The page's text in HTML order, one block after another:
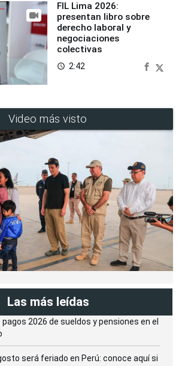
FIL Lima 2026:
presentan libro sobre
derecho laboral y
negociaciones
colectivas
access_time 2:42
Video más visto
Las más leídas
2026 de sueldos y pensiones en el
será feriado en Perú: conoce aquí si